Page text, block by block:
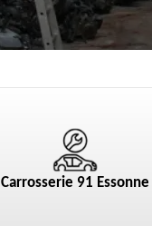
Carrosserie 91 Essonne